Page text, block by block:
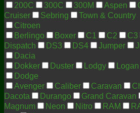
200C
300C 300M Aspen
Cruiser
Sebring
Town & Country
Citroen
Berlingo
Boxer C1 C2 C3
Dispatch
DS3 DS4 Jumper
Dacia
Dokker
Duster Lodgy Logan
Dodge
Avenger
Caliber Caravan
Dacota
Durango Grand Caravan
Magnum
Neon Nitro RAM